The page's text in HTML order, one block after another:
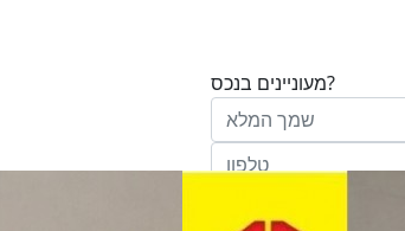
מעוניינים בנכס?